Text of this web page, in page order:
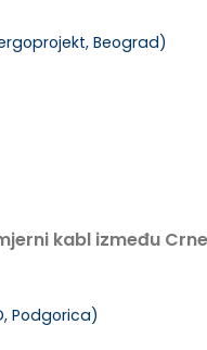
Beograd)
kabl između
Podgorica)